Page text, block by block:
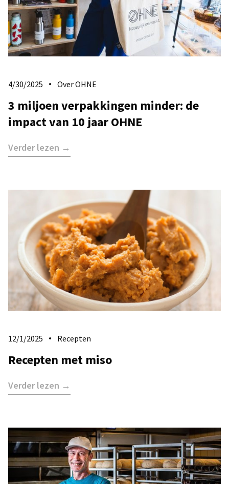
4/30/2025 Over OHNE
3 miljoen verpakkingen minder: de
impact van 10 jaar OHNE
Verder lezen →
12/1/2025 Recepten
Recepten met miso
Verder lezen →